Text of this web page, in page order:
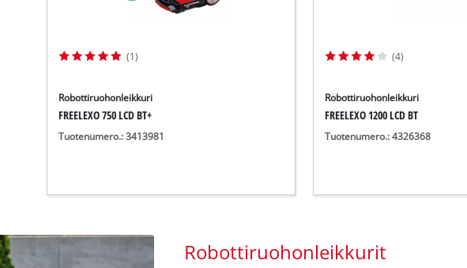
(1)
Robottiruohonleikkuri
FREELEXO 750 LCD BT+
Tuotenumero.: 3413981
(4)
Robottiruohonleikkuri
FREELEXO 1200 LCD BT
Tuotenumero.: 4326368
Robottiruohonleikkurit